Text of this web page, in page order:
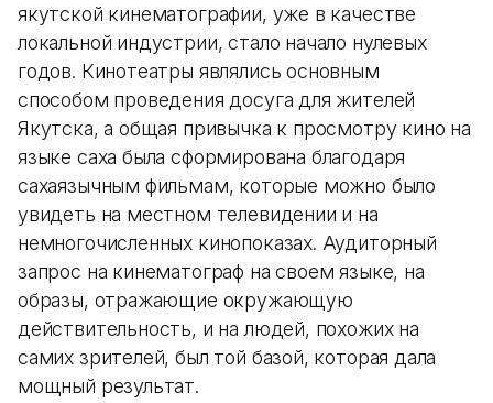
якутской кинематографии, уже в качестве
локальной индустрии, стало начало нулевых
годов. Кинотеатры являлись основным
способом проведения досуга для жителей
Якутска, а общая привычка к просмотру кино на
языке саха была сформирована благодаря
сахаязычным фильмам, которые можно было
увидеть на местном телевидении и на
немногочисленных кинопоказах. Аудиторный
запрос на кинематограф на своем языке, на
образы, отражающие окружающую
действительность, и на людей, похожих на
самих зрителей, был той базой, которая дала
мощный результат.